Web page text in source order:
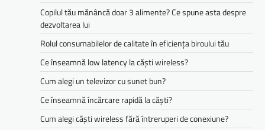
Copilul tău mănâncă doar 3 alimente? Ce spune asta despre
dezvoltarea lui
Rolul consumabilelor de calitate în eficiența biroului tău
Ce înseamnă low latency la căști wireless?
Cum alegi un televizor cu sunet bun?
Ce înseamnă încărcare rapidă la căști?
Cum alegi căști wireless fără întreruperi de conexiune?